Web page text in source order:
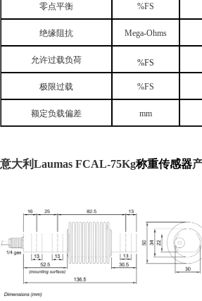
零点平衡 %FS
绝缘阻抗 Mega-Ohms
允许过载负荷 %FS
极限过载 %FS
额定负载偏差 mm
意大利Laumas FCAL-75Kg称重传感器